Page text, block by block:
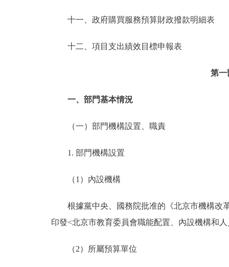
十一、政府購買服務預算財政撥款明細表
十二、項目支出績效目標申報表
第一
一、部門基本情況
（一）部門機構設置、職責
1. 部門機構設置
（1）內設機構
根據黨中央、國務院批准的《北京市機構改革
印發<北京市教育委員會職能配置、內設機構和
（2）所屬預算單位